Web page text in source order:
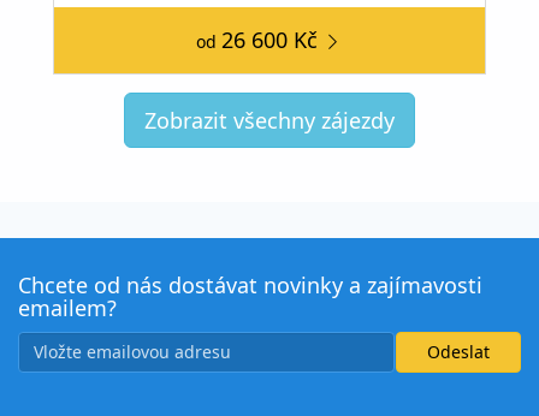
od 26 600 Kč
Zobrazit všechny zájezdy
Chcete od nás dostávat novinky a zajímavosti
emailem?